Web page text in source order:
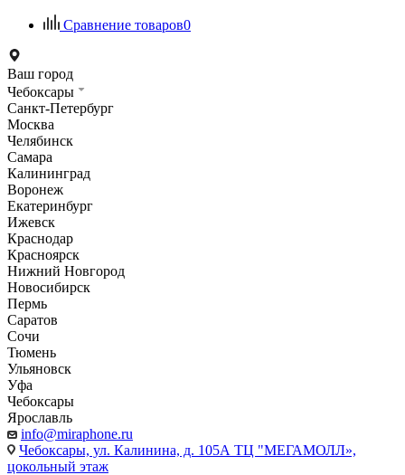
Сравнение товаров0
Ваш город
Чебоксары
Санкт-Петербург
Москва
Челябинск
Самара
Калининград
Воронеж
Екатеринбург
Ижевск
Краснодар
Красноярск
Нижний Новгород
Новосибирск
Пермь
Саратов
Сочи
Тюмень
Ульяновск
Уфа
Чебоксары
Ярославль
info@miraphone.ru
Чебоксары, ул. Калинина, д. 105А ТЦ "МЕГАМОЛЛ»,
цокольный этаж